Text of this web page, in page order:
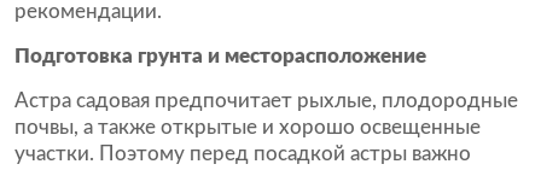
рекомендации.
Подготовка грунта и месторасположение
Астра садовая предпочитает рыхлые, плодородные
почвы, а также открытые и хорошо освещенные
участки. Поэтому перед посадкой астры важно